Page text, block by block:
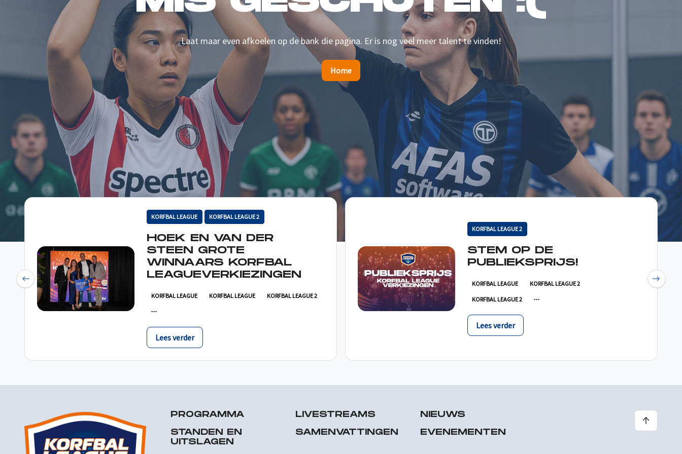
Laat maar even afkoelen op de bank die pagina. Er is nog veel meer talent te vinden!
Home
KORFBAL LEAGUE KORFBAL LEAGUE 2
HOEK EN VAN DER
STEEN GROTE
WINNAARS KORFBAL
LEAGUEVERKIEZINGEN
KORFBAL LEAGUE KORFBAL LEAGUE KORFBAL LEAGUE 2
Lees verder
KORFBAL LEAGUE 2
STEM OP DE
PUBLIEKSPRIJS!
KORFBAL LEAGUE KORFBAL LEAGUE 2
KORFBAL LEAGUE 2
Lees verder
Previous Next
PROGRAMMA
STANDEN EN
UITSLAGEN
LIVESTREAMS
SAMENVATTINGEN
NIEUWS
EVENEMENTEN